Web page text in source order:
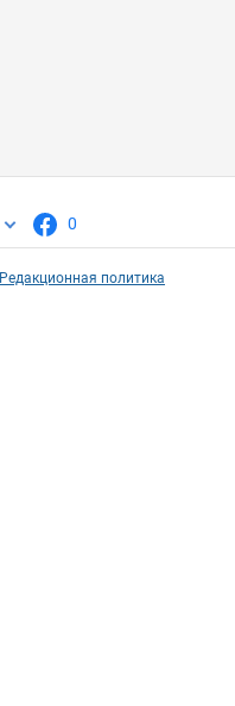
0
Редакционная политика